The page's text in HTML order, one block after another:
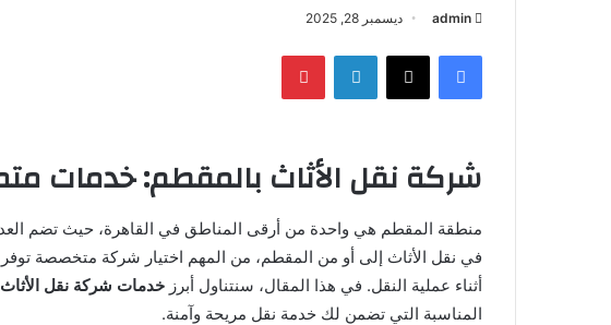
admin ديسمبر 28, 2025
فيسبوك لينكدإن
شركة نقل الأثاث بالمقطم: خدمات
منطقة المقطم هي واحدة من أرقى المناطق في القاهرة، حيث تضم
في نقل الأثاث إلى أو من المقطم، من المهم اختيار شركة متخصصة
أثناء عملية النقل. في هذا المقال، سنتناول أبرز خدمات شركة نقل
المناسبة التي تضمن لك خدمة نقل مريحة وآمنة.